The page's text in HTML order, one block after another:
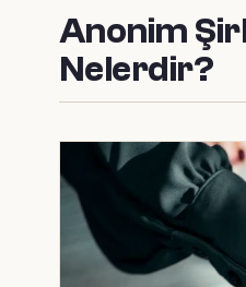
Anonim
Nelerdir?